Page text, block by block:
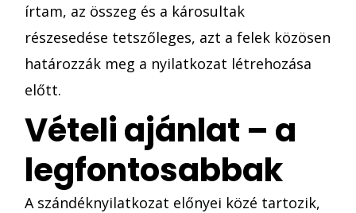
írtam, az összeg és a károsultak
részesedése tetszőleges, azt a felek közösen
határozzák meg a nyilatkozat létrehozása
előtt.
Vételi ajánlat – a
legfontosabbak
A szándéknyilatkozat előnyei közé tartozik,